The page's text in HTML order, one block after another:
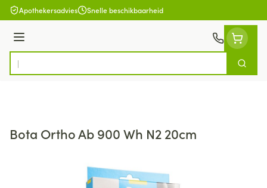
Ga naar de inhoud
Apothekersadvies Snelle beschikbaarheid
Menu
Product, merk, categorie...
Zoek
Bota Ortho Ab 900 Wh N2 20cm